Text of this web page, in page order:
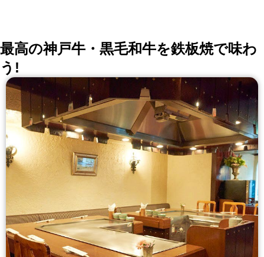
最高の神戸牛・黒毛和牛を鉄板焼で味わ
う!